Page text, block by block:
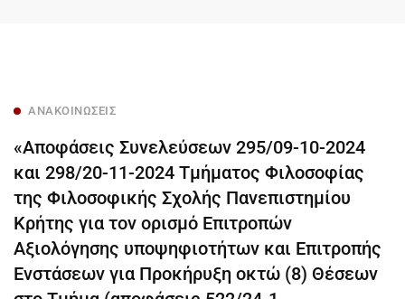
ΑΝΑΚΟΙΝΏΣΕΙΣ
«Αποφάσεις Συνελεύσεων 295/09-10-2024
και 298/20-11-2024 Τμήματος Φιλοσοφίας
της Φιλοσοφικής Σχολής Πανεπιστημίου
Κρήτης για τον ορισμό Επιτροπών
Αξιολόγησης υποψηφιοτήτων και Επιτροπής
Ενστάσεων για Προκήρυξη οκτώ (8) Θέσεων